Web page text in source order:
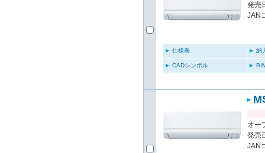
発売
JAN
仕様表 納
CADシンボル
オー
発売
JAN